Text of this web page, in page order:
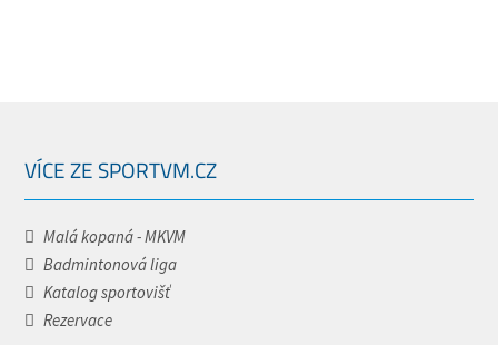
VÍCE ZE SPORTVM.CZ
Malá kopaná - MKVM
Badmintonová liga
Katalog sportovišť
Rezervace